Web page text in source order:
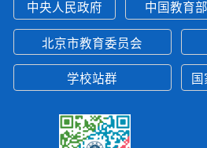
中央人民政府 中国教育部
北京市教育委员会
学校站群